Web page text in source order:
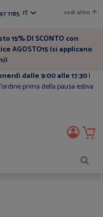
7185 IT vedi altro
15% DI SCONTO con
AGOSTO15 (si applicano
dalle 9:00 alle 17:30|
prima della pausa estiva